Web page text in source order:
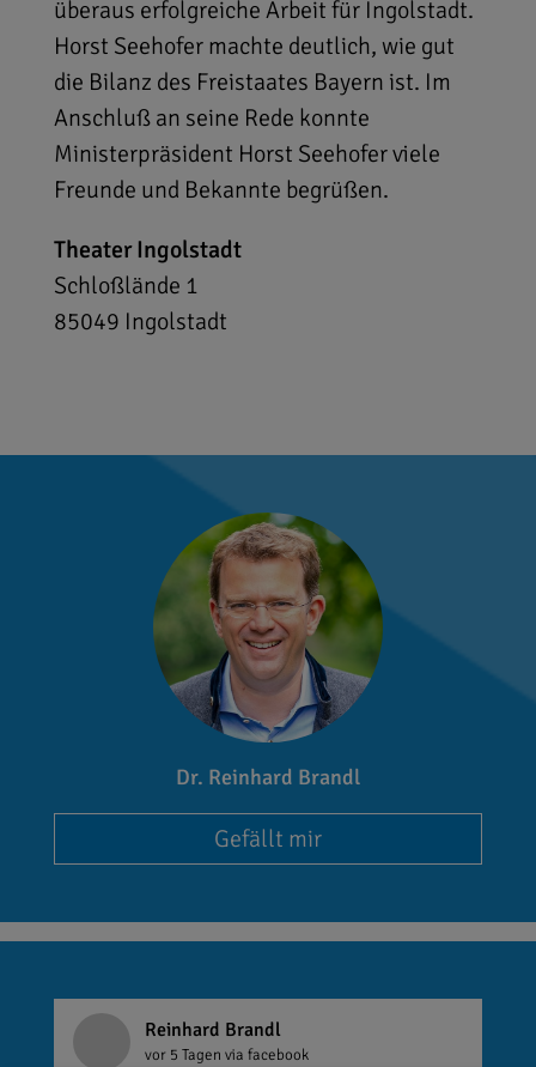
überaus erfolgreiche Arbeit für Ingolstadt.
Horst Seehofer machte deutlich, wie gut
die Bilanz des Freistaates Bayern ist. Im
Anschluß an seine Rede konnte
Ministerpräsident Horst Seehofer viele
Freunde und Bekannte begrüßen.
Theater Ingolstadt
Schloßlände 1
85049 Ingolstadt
Dr. Reinhard Brandl
Gefällt mir
Reinhard Brandl
vor 5 Tagen via facebook